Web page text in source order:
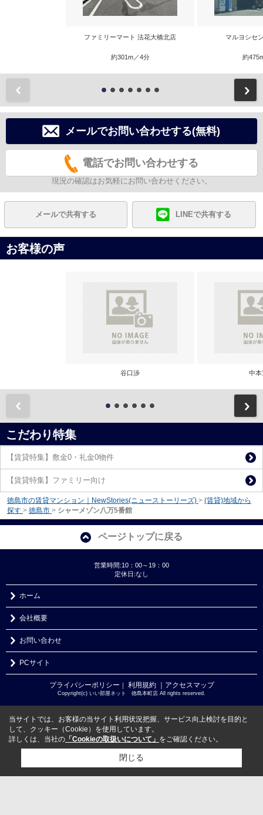
ファミリーマート 法花大橋北店
約301m／4分
マルヨシセ
約
メールでお問い合わせする(無料)
電話でお問い合わせする
現況の確認はお気軽にお問い合わせください。
メールで共有する LINEで共有する
お客様の声
谷口渉 中本
こだわり特集
【賃貸特集】敷金0・礼金0物件
【賃貸特集】ファミリー向け
徳島市の賃貸マンション｜NewStories(ニューストーリーズ) > (賃貸)地域から
探す > 徳島市 > シャーメゾン八万5番館
ページトップに戻る
営業時間:10：00～19：00
定休日:なし
ホーム
会社概要
お問い合わせ
PCサイト
プライバシーポリシー 利用規約 ｜アクセスマップ
Copyright(c) いい部屋ネット 徳島本町店 All rights reserved.
当サイトでは、お客様の当サイト利用状況把握、サービス向上検討を目的と
して、クッキー（Cookie）を使用しています。
詳しくは、当社の 「Cookieの取扱いについて」 をご確認ください。
閉じる